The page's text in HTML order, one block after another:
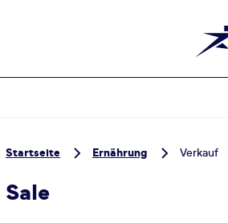
Startseite Ernährung Verkauf
Sale